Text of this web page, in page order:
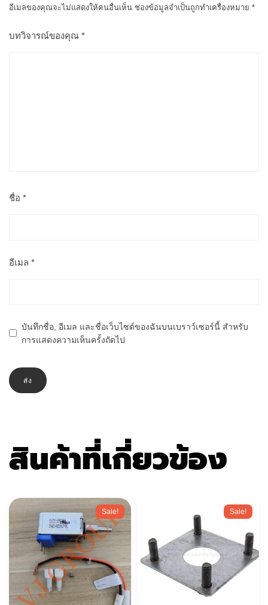
อีเมลของคุณจะไม่แสดงให้คนอื่นเห็น ช่องข้อมูลจำเป็นถูกทำเครื่องหมาย *
บทวิจารณ์ของคุณ *
ชื่อ *
อีเมล *
บันทึกชื่อ, อีเมล และชื่อเว็บไซต์ของฉันบนเบราว์เซอร์นี้ สำหรับ
การแสดงความเห็นครั้งถัดไป
สินค้าที่เกี่ยวข้อง
Sale! Sale!